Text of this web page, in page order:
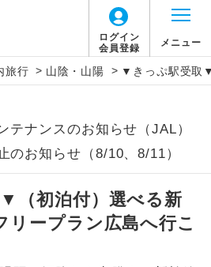
ログイン
会員登録
メニュー
旅行 > 山陰・山陽 > ▼きっぷ駅受取
ナンスのお知らせ（JAL）
のお知らせ（8/10、8/11）
（初泊付）選べる新
リープラン広島へ行こ
説明
出発空港（駅）から復路到着空港
駅）まで同行します。
到着空港（駅）から最終日出発空港
）まで添乗員が同行します。
スガイドが乗務し、車内での観光案内